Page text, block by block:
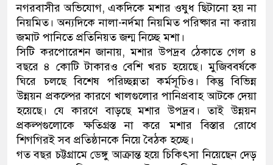
নগরবাসীর অভিযোগ, একদিকে মশার ওষুধ ছিটানো হয় না
নিয়মিত। অন্যদিকে নালা-নর্দমা নিয়মিত পরিষ্কার না করায়
জমাট পানিতে প্রতিনিয়ত জন্ম নিচ্ছে মশা।
সিটি করপোরেশন জানায়, মশার উপদ্রব ঠেকাতে গেল ৪
বছরে ৪ কোটি টাকারও বেশি খরচ হয়েছে। মুজিববর্ষকে
ঘিরে চলছে বিশেষ পরিচ্ছন্নতা কর্মসূচিও। কিন্তু বিভিন্ন
উন্নয়ন প্রকল্পের কারণে খালগুলোর পানিপ্রবাহ আটকে দেয়া
হয়েছে। যে কারণে বাড়ছে মশার উপদ্রব। তাই উন্নয়ন
প্রকল্পগুলোকে ক্ষতিগ্রস্ত না করে মশার বিস্তার রোধে
শিগগিরই সব প্রতিষ্ঠানকে নিয়ে বৈঠক হচ্ছে।
গত বছর চট্টগ্রামে ডেঙ্গু আক্রান্ত হয়ে চিকিৎসা নিয়েছেন দেড়